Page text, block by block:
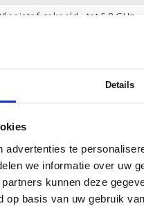
Details
advertenties te
we informatie over uw
kunnen deze
op basis van uw gebruik
Vloeistof gekoeld - tot 5.8 GHz
Ja
NVIDIA GeForce RTX 4070 Ti
12 Gb
Ja